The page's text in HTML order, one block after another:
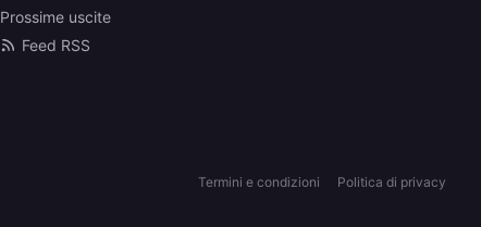
Prossime uscite
Feed RSS
Termini e condizioni Politica di privacy